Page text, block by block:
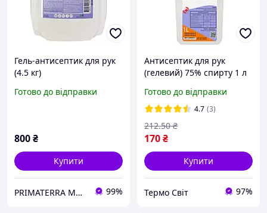
Гель-антисептик для рук
(4.5 кг)
Готово до відправки
800₴
Купити
PRIMATERRA Миючі засоби 99%
Антисептик для рук
(гелевий) 75% спирту 1 л
Готово до відправки
4.7 (3)
170₴
212.50 ₴
Купити
Термо Свiт 97%